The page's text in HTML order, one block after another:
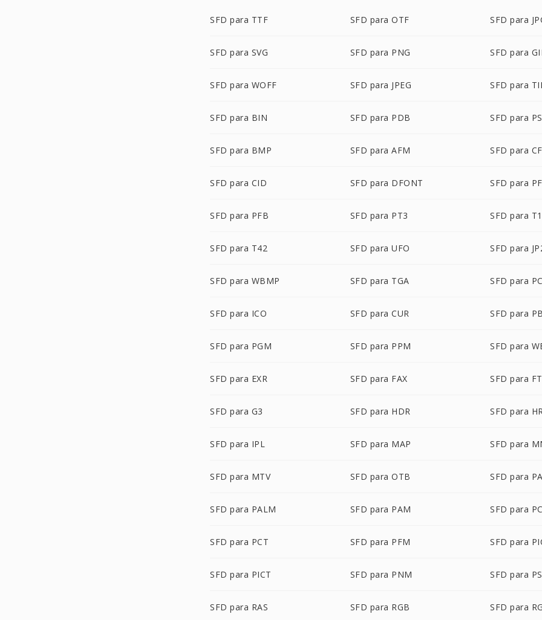
SFD para TTF SFD para OTF SFD para
SFD para SVG SFD para PNG SFD para
SFD para WOFF SFD para JPEG SFD para
SFD para BIN SFD para PDB SFD para PS
SFD para BMP SFD para AFM SFD para
SFD para CID SFD para DFONT SFD para
SFD para PFB SFD para PT3 SFD para
SFD para T42 SFD para UFO SFD para
SFD para WBMP SFD para TGA SFD para
SFD para ICO SFD para CUR SFD para
SFD para PGM SFD para PPM SFD para
SFD para EXR SFD para FAX SFD para
SFD para G3 SFD para HDR SFD para
SFD para IPL SFD para MAP SFD para
SFD para MTV SFD para OTB SFD para
SFD para PALM SFD para PAM SFD para
SFD para PCT SFD para PFM SFD para
SFD para PICT SFD para PNM SFD para
SFD para RAS SFD para RGB SFD para